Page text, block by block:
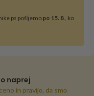
pa pošljemopo 15. 8 ., ko
naprej
in pravijo, da smo